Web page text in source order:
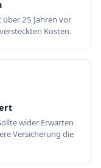
25 Jahren vor
Kosten.
wider Erwarten
Versicherung die